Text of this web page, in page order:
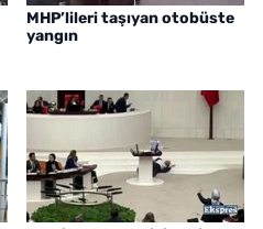
MHP’lileri taşıyan otobüste
yangın